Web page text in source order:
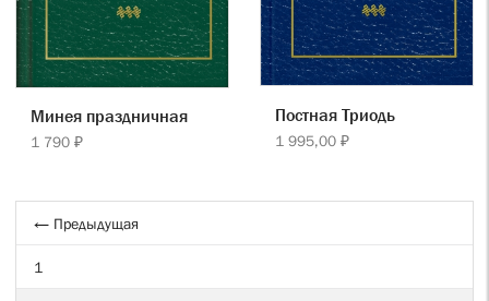
Минея праздничная
1 790 ₽
Постная Триодь
1 995,00 ₽
← Предыдущая
1